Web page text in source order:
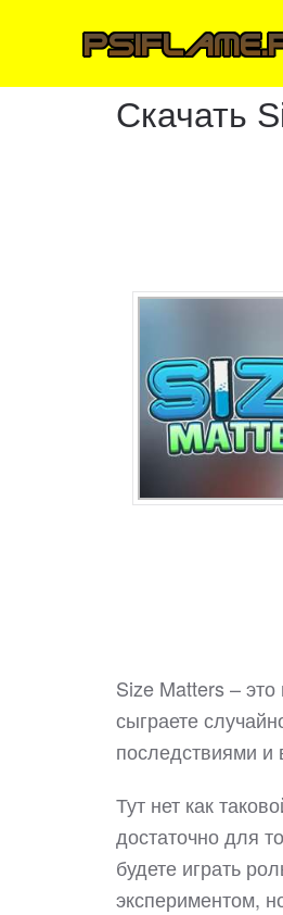
Скачать
Size Matters –
сыграете
последствиями
Тут нет как
достаточно для
будете играть
экспериментом,